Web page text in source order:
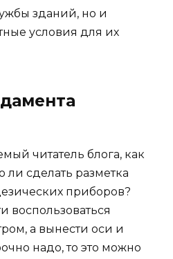
зданий, но и
условия для их
читатель блога, как
сделать разметка
приборов?
воспользоваться
а вынести оси и
надо, то это можно